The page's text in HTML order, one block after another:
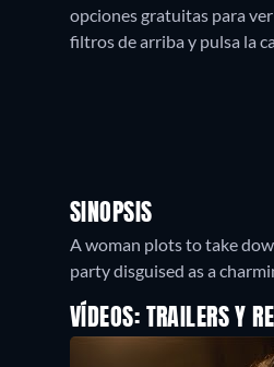
opciones gratuitas para
filtros de arriba y pulsa la
SINOPSIS
A woman plots to take
party disguised as a
VÍDEOS: TRAILERS Y